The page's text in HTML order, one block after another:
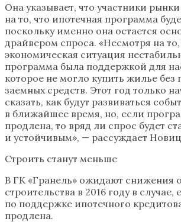
Она указывает, что участники
на то, что ипотечная программа
поскольку именно она остается
драйвером спроса. «Несмотря на то,
экономическая ситуация
программа была поддержкой для
которое не могло купить жилье без
заемных средств. Этот год только
сказать, как будут развиваться
в ближайшее время, но, если
продлена, то вряд ли спрос будет
и устойчивым», — рассуждает
Строить станут меньше
В ГК «Гранель» ожидают снижения
строительства в 2016 году в
по поддержке ипотечного
продлена.